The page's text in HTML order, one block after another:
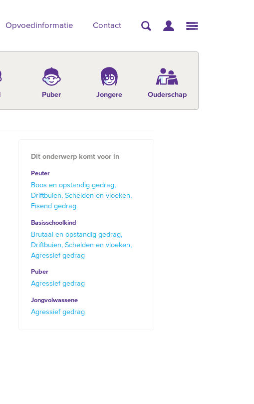
Opvoedinformatie Contact
Puber Jongere Ouderschap
Dit onderwerp komt voor in
Peuter
Boos en opstandig gedrag
Driftbuien Schelden en vloeken
Eisend gedrag
Basisschoolkind
Brutaal en opstandig gedrag
Driftbuien Schelden en vloeken
Agressief gedrag
Puber
Agressief gedrag
Jongvolwassene
Agressief gedrag